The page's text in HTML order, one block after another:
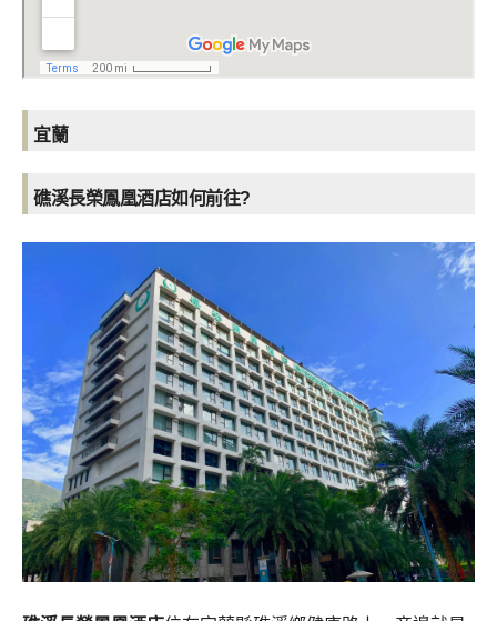
宜蘭
礁溪長榮鳳凰酒店如何前往?